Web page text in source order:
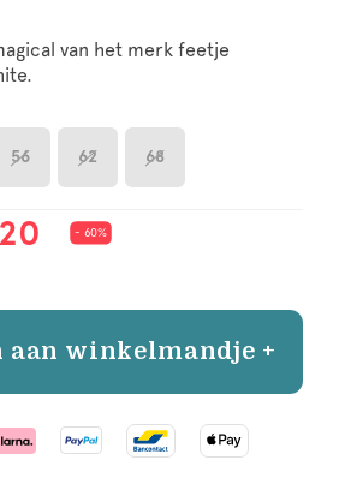
van het merk feetje
56 62 68
- 60%
aan winkelmandje +